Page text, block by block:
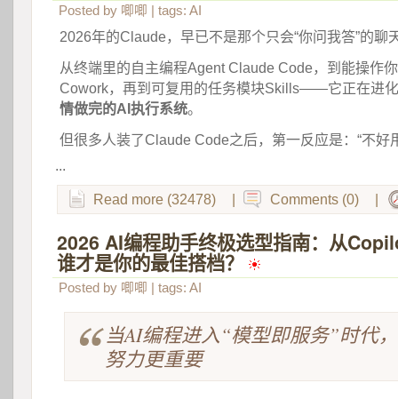
Posted by 唧唧 | tags: AI
2026年的Claude，早已不是那个只会“你问我答”的聊
从终端里的自主编程Agent Claude Code，到能操作
Cowork，再到可复用的任务模块Skills——它正在进
情做完的AI执行系统。
但很多人装了Claude Code之后，第一反应是：“不好
...
Read more (32478) Comments (0)
2026 AI编程助手终极选型指南：从
谁才是你的最佳搭档？
Posted by 唧唧 | tags: AI
当AI编程进入“模型即服务”时代
努力更重要